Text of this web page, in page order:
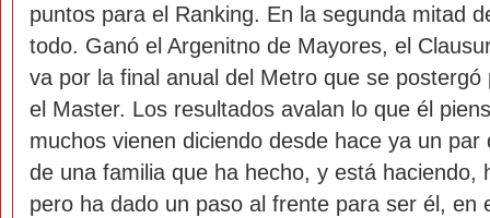
puntos para el Ranking. En la segunda mitad
todo. Ganó el Argenitno de Mayores, el
va por la final anual del Metro que se
el Master. Los resultados avalan lo que él
muchos vienen diciendo desde hace ya un
de una familia que ha hecho, y está haciendo,
pero ha dado un paso al frente para ser él, en